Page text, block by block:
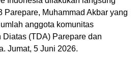
Parepare, Muhammad Akbar yang
anggota komunitas
(TDA) Parepare dan
Jumat, 5 Juni 2026.